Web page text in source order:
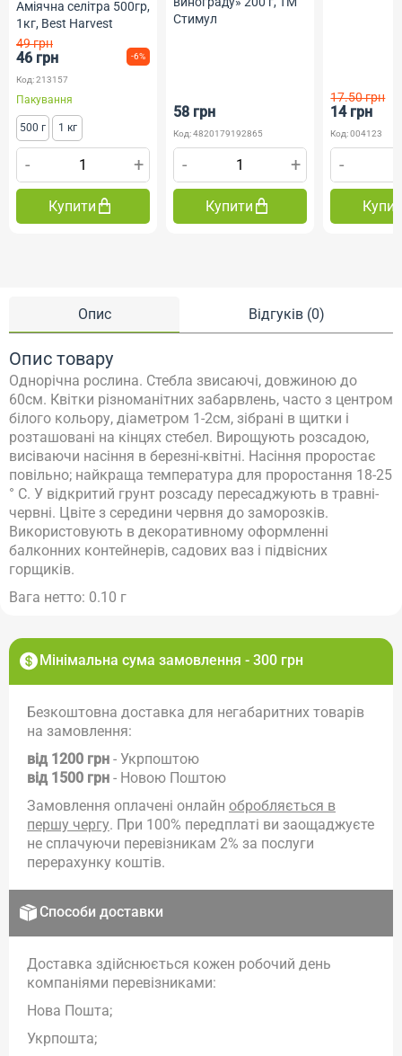
Мінімальна сума замовлення - 300 грн
Безкоштовна доставка для негабаритних товарів
на замовлення:
від 1200 грн - Укрпоштою
від 1500 грн - Новою Поштою
Замовлення оплачені онлайн обробляється в
першу чергу. При 100% передплаті ви заощаджуєте
не сплачуючи перевізникам 2% за послуги
перерахунку коштів.
Способи доставки
Доставка здійснюється кожен робочий день
компаніями перевізниками:
Нова Пошта;
Укрпошта;
Опис Відгуків (0)
Опис товару
Однорічна рослина. Стебла звисаючі, довжиною до
60см. Квітки різноманітних забарвлень, часто з центром
білого кольору, діаметром 1-2см, зібрані в щитки і
розташовані на кінцях стебел. Вирощують розсадою,
висіваючи насіння в березні-квітні. Насіння проростає
повільно; найкраща температура для проростання 18-25
° С. У відкритий грунт розсаду пересаджують в травні-
червні. Цвіте з середини червня до заморозків.
Використовують в декоративному оформленні
балконних контейнерів, садових ваз і підвісних
горщиків.
Вага нетто: 0.10 г
Аміячна селітра 500гр,
1кг, Best Harvest
49 грн
46 грн -6%
Код: 213157
Пакування
500 г 1 кг
- +
Купити
Стимул
58 грн
Код: 4820179192865
- +
Купити
17.50 грн
14 грн
Код: 004123
-